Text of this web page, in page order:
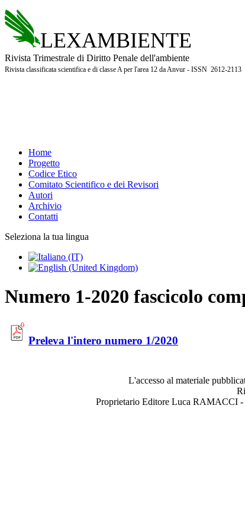
LEXAMBIENTE
Rivista Trimestrale di Diritto Penale dell'ambiente
Rivista classificata scientifica e di classe A per l'area 12 da Anvur - ISSN 2612-2113
Home
Progetto
Codice Etico
Comitato Scientifico e dei Revisori
Autori
Archivio
Contatti
Seleziona la tua lingua
Numero 1-2020 fascicolo
Preleva l'intero numero 1/2020
L'accesso al materiale
Proprietario Editore Luca RAMACCI